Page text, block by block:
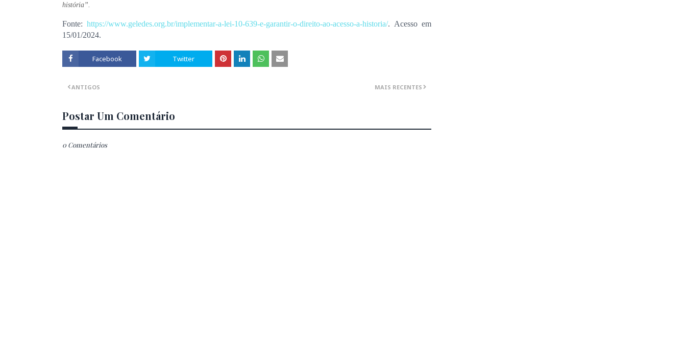
história”.
Fonte:https://www.geledes.org.br/implementar-a-lei-10-639-e-garantir-o-direito-ao-acesso-a-historia/. Acesso em
15/01/2024.
Facebook Twitter
MAIS RECENTES
ANTIGOS
Postar Um Comentário
0 Comentários